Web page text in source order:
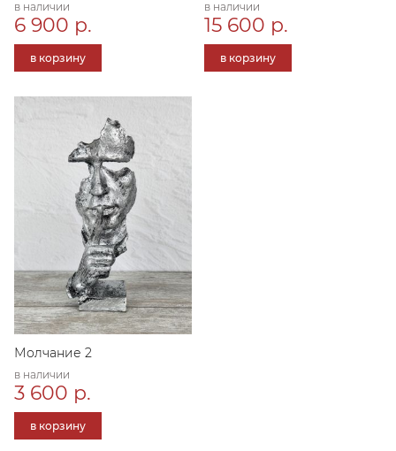
в наличии
6 900 р.
в корзину
в наличии
15 600 р.
в корзину
Молчание 2
в наличии
3 600 р.
в корзину